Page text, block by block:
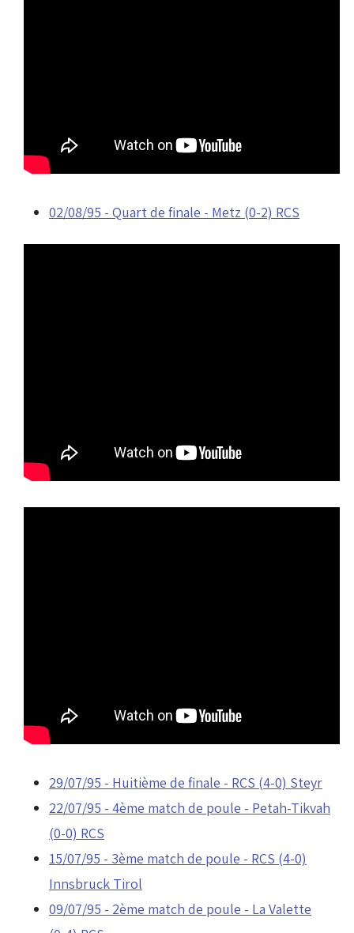
02/08/95 - Quart de finale - Metz (0-2) RCS
29/07/95 - Huitième de finale - RCS (4-0) Steyr
22/07/95 - 4ème match de poule - Petah-Tikvah
(0-0) RCS
15/07/95 - 3ème match de poule - RCS (4-0)
Innsbruck Tirol
09/07/95 - 2ème match de poule - La Valette